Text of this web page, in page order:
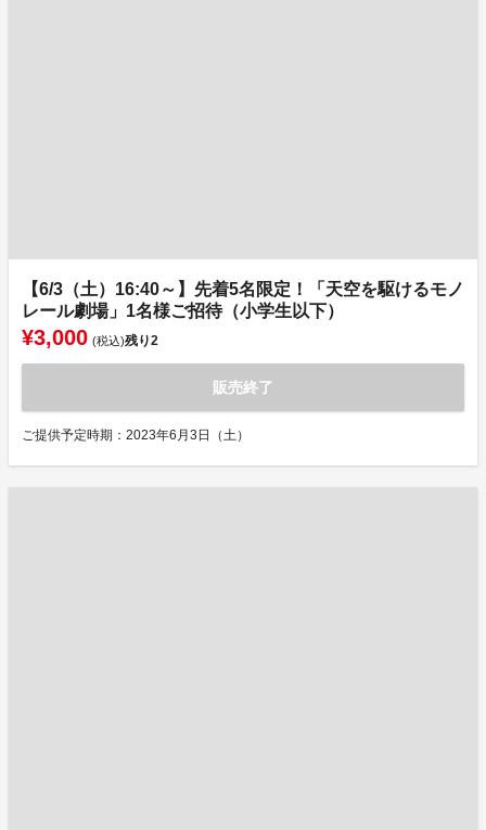
【6/3（土）16:40～】先着5名限定！「天空を駆けるモノ
レール劇場」1名様ご招待（小学生以下）
¥3,000 (税込)残り2
販売終了
ご提供予定時期：2023年6月3日（土）